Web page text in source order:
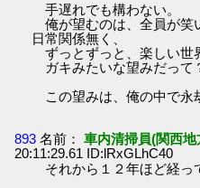
手遅れでも構わない。
俺が望むのは、全員が笑
日常関係無く、
ずっとずっと、楽しい世
ガキみたいな望みだって
この望みは、俺の中で永
893 名前： 車内清掃員(関西地
20:11:29.61 ID:lRxGLhC40
それから１２年ほど経っ